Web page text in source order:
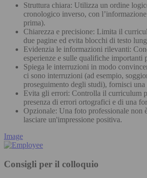
Struttura chiara: Utilizza un ordine
cronologico inverso, con
prima).
Chiarezza e precisione: Limita il
due pagine ed evita blocchi di testo
Evidenzia le informazioni rilevanti:
esperienze e sulle qualifiche importanti
Spiega le interruzioni in modo
ci sono interruzioni (ad esempio,
proseguimento degli studi), fornisci una
Evita gli errori: Controlla il curriculum
presenza di errori ortografici e di una
Opzionale: Una foto professionale non
lasciare un'impressione positiva.
Image
Consigli per il colloquio